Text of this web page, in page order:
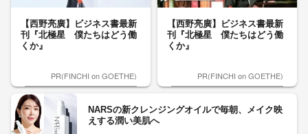
【西野亮廣】ビジネス書最新
刊『北極星 僕たちはどう働
くか』
PR(FINCHI on GOETHE)
【西野亮廣】ビジネス書最新
刊『北極星 僕たちはどう働
くか』
PR(FINCHI on GOETHE)
NARSの新クレンジングオイルで毎朝、メイク映
えする潤い美肌へ